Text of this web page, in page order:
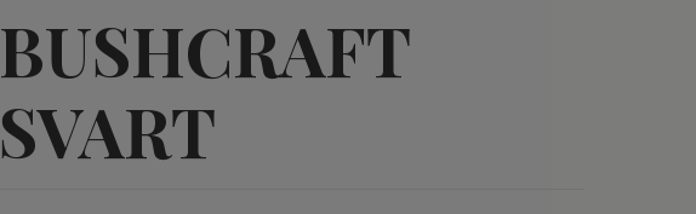
BUSHCRAFT
SVART